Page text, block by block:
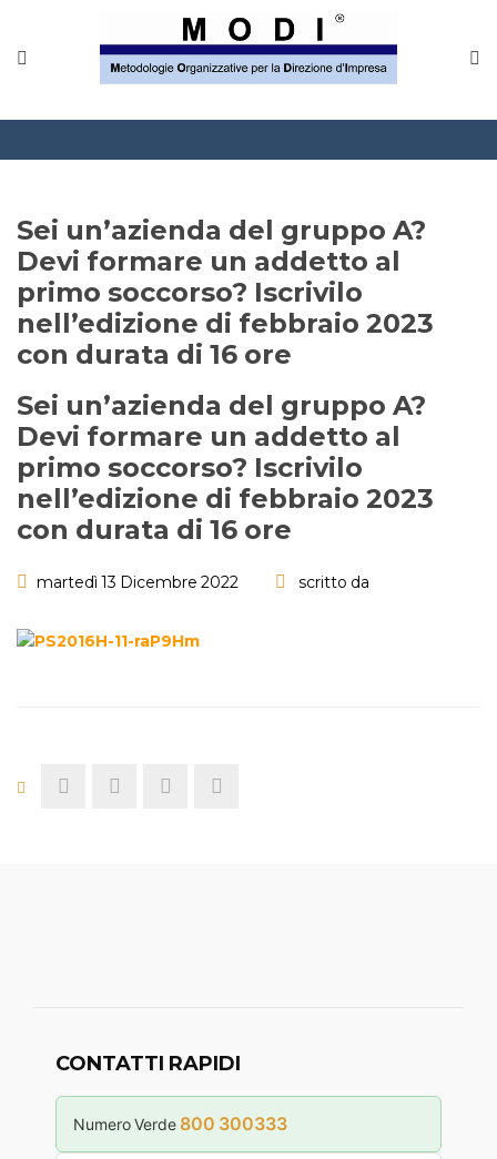
Corsi
CONTATTACI
Questionario
Blog e info
FAQ
Sei un’azienda del gruppo A?
Devi formare un addetto al
primo soccorso? Iscrivilo
nell’edizione di febbraio 2023
con durata di 16 ore
Sei un’azienda del gruppo A?
Devi formare un addetto al
primo soccorso? Iscrivilo
nell’edizione di febbraio 2023
con durata di 16 ore
martedì 13 Dicembre 2022 scritto da
CONTATTI RAPIDI
Numero Verde 800 300333